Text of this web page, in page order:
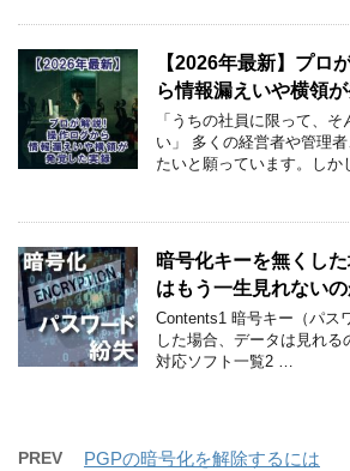
【2026年最新】プロ
ら情報漏えいや横領
「うちの社員に限って、
い」 多くの経営者や管理
たいと願っています。し
暗号化キーを無くし
はもう一生見れないの
Contents1 暗号キー（パス
した場合、データは見れ
対応ソフト一覧2 …
PREV PGPの暗号化を解除するには